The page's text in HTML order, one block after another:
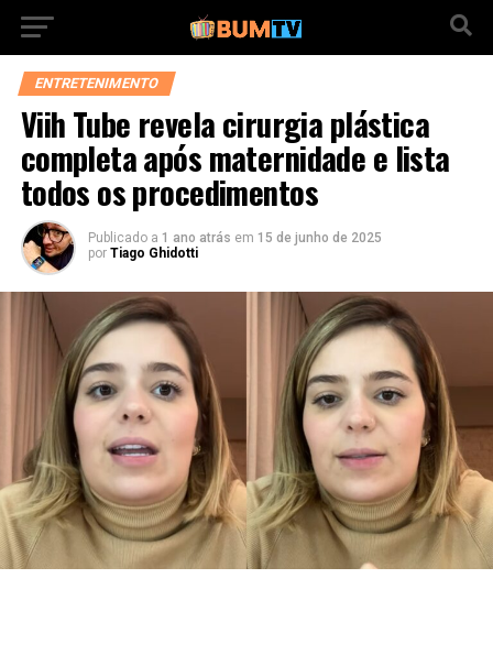
ENTRETENIMENTO
Viih Tube revela cirurgia plástica
completa após maternidade e lista
todos os procedimentos
Publicado a 1 ano atrás em 15 de junho de 2025
por Tiago Ghidotti